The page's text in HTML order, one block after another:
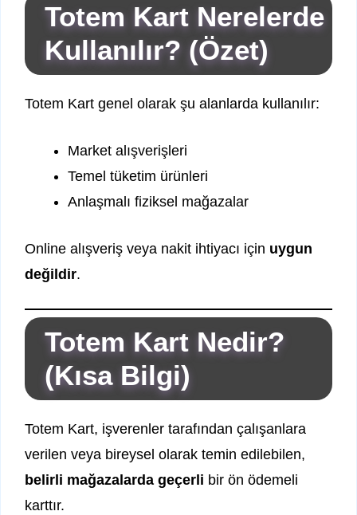
Totem Kart Nerelerde
Kullanılır? (Özet)
Totem Kart genel olarak şu alanlarda kullanılır:
Market alışverişleri
Temel tüketim ürünleri
Anlaşmalı fiziksel mağazalar
Online alışveriş veya nakit ihtiyacı için uygun
değildir.
Totem Kart Nedir?
(Kısa Bilgi)
Totem Kart, işverenler tarafından çalışanlara
verilen veya bireysel olarak temin edilebilen,
belirli mağazalarda geçerli bir ön ödemeli
karttır.